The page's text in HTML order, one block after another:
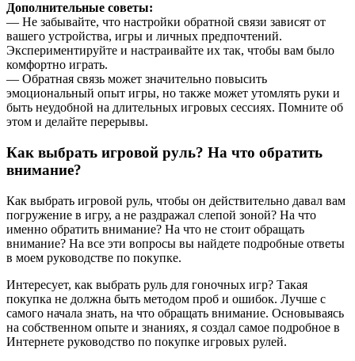
Дополнительные советы:
— Не забывайте, что настройки обратной связи зависят от
вашего устройства, игры и личных предпочтений.
Экспериментируйте и настраивайте их так, чтобы вам было
комфортно играть.
— Обратная связь может значительно повысить
эмоциональный опыт игры, но также может утомлять руки и
быть неудобной на длительных игровых сессиях. Помните об
этом и делайте перерывы.
Как выбрать игровой руль? На что обратить
внимание?
Как выбрать игровой руль, чтобы он действительно давал вам
погружение в игру, а не раздражал слепой зоной? На что
именно обратить внимание? На что не стоит обращать
внимание? На все эти вопросы вы найдете подробные ответы
в моем руководстве по покупке.
Интересует, как выбрать руль для гоночных игр? Такая
покупка не должна быть методом проб и ошибок. Лучше с
самого начала знать, на что обращать внимание. Основываясь
на собственном опыте и знаниях, я создал самое подробное в
Интернете руководство по покупке игровых рулей.